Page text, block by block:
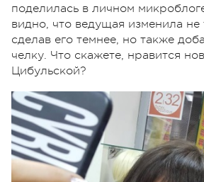
поделилась в личном
видно, что ведущая изменила не
сделав его темнее, но также
челку. Что скажете, нравится
Цибульской?